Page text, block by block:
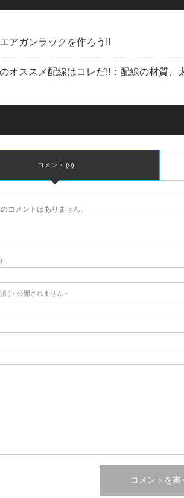
アガンラックを作ろう!!
オススメ配線はコレだ!!：配線の材質、
コメント (0)
コメントはありません。
) - 公開されません -